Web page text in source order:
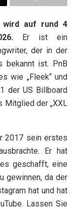
wird auf rund 4
Er ist ein
der in der
bekannt ist. PnB
wie „Fleek“ und
der US Billboard
Mitglied der „XXL
2017 sein erstes
Er hat
geschafft, eine
gewinnen, da der
hat und hat
Lassen Sie